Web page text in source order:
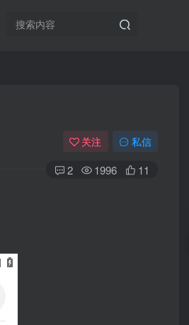
关注 私信
2 1996 11